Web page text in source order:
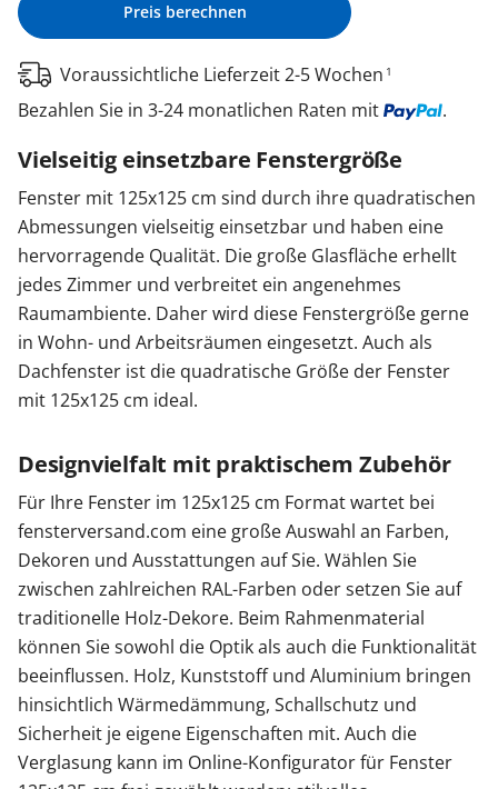
Preis berechnen
Voraussichtliche Lieferzeit 2-5 Wochen 1
Bezahlen Sie in 3-24 monatlichen Raten mit .
Vielseitig einsetzbare Fenstergröße
Fenster mit 125x125 cm sind durch ihre quadratischen
Abmessungen vielseitig einsetzbar und haben eine
hervorragende Qualität. Die große Glasfläche erhellt
jedes Zimmer und verbreitet ein angenehmes
Raumambiente. Daher wird diese Fenstergröße gerne
in Wohn- und Arbeitsräumen eingesetzt. Auch als
Dachfenster ist die quadratische Größe der Fenster
mit 125x125 cm ideal.
Designvielfalt mit praktischem Zubehör
Für Ihre Fenster im 125x125 cm Format wartet bei
fensterversand.com eine große Auswahl an Farben,
Dekoren und Ausstattungen auf Sie. Wählen Sie
zwischen zahlreichen RAL-Farben oder setzen Sie auf
traditionelle Holz-Dekore. Beim Rahmenmaterial
können Sie sowohl die Optik als auch die Funktionalität
beeinflussen. Holz, Kunststoff und Aluminium bringen
hinsichtlich Wärmedämmung, Schallschutz und
Sicherheit je eigene Eigenschaften mit. Auch die
Verglasung kann im Online-Konfigurator für Fenster